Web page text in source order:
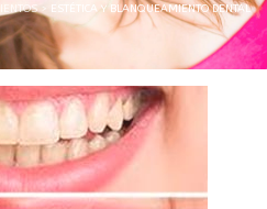
> ESTÉTICA Y BLANQUEAMIENTO DENTAL